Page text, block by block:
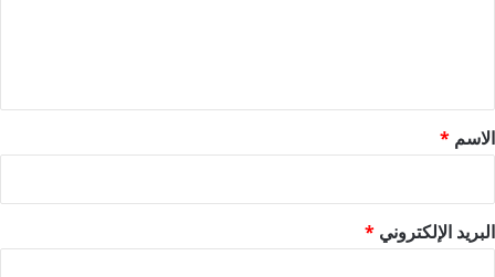
*
الاسم *
البريد الإلكتروني *